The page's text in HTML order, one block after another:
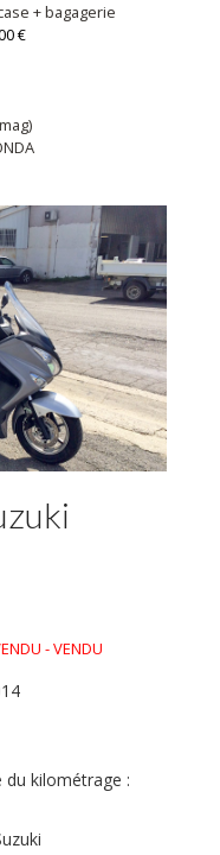
+ bagagerie
€
- VENDU
kilométrage :